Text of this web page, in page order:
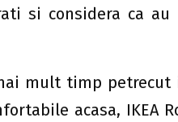
si considera ca
mult timp
acasa, IKEA